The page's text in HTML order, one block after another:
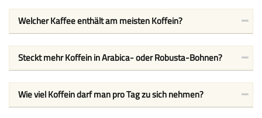
Welcher Kaffee enthält am meisten Koffein?
Steckt mehr Koffein in Arabica- oder Robusta-Bohnen?
Wie viel Koffein darf man pro Tag zu sich nehmen?